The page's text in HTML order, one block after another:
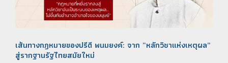
เส้นทางกฎหมายของปรีดี พนมยงค์: จาก “หลักวิชาแห่งเหตุผล”
สู่รากฐานรัฐไทยสมัยใหม่